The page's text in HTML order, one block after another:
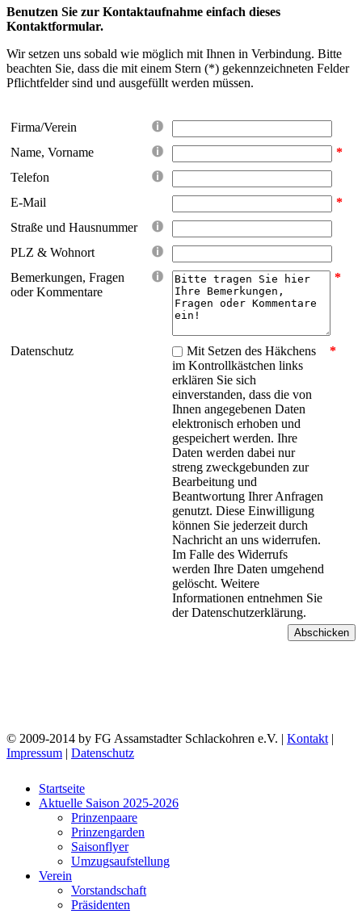
Benutzen Sie zur Kontaktaufnahme einfach dieses
Kontaktformular.
Wir setzen uns sobald wie möglich mit Ihnen in Verbindung. Bitte
beachten Sie, dass die mit einem Stern (*) gekennzeichneten Felder
Pflichtfelder sind und ausgefüllt werden müssen.
Firma/Verein
Name, Vorname
*
Telefon
E-Mail
*
Straße und Hausnummer
PLZ & Wohnort
Bemerkungen, Fragen
oder Kommentare
*
Datenschutz
Mit Setzen des Häkchens
im Kontrollkästchen links
erklären Sie sich
einverstanden, dass die von
Ihnen angegebenen Daten
elektronisch erhoben und
gespeichert werden. Ihre
Daten werden dabei nur
streng zweckgebunden zur
Bearbeitung und
Beantwortung Ihrer Anfragen
genutzt. Diese Einwilligung
können Sie jederzeit durch
Nachricht an uns widerrufen.
Im Falle des Widerrufs
werden Ihre Daten umgehend
gelöscht. Weitere
Informationen entnehmen Sie
der Datenschutzerklärung.
*
Abschicken
© 2009-2014 by FG Assamstadter Schlackohren e.V. | Kontakt |
Impressum | Datenschutz
Startseite
Aktuelle Saison 2025-2026
Prinzenpaare
Prinzengarden
Saisonflyer
Umzugsaufstellung
Verein
Vorstandschaft
Präsidenten